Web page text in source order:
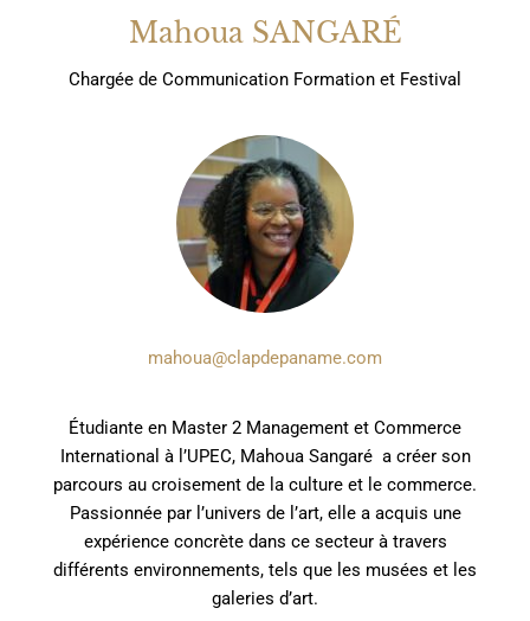
Mahoua SANGARÉ
Chargée de Communication Formation et Festival
mahoua@clapdepaname.com
Étudiante en Master 2 Management et Commerce
International à l’UPEC, Mahoua Sangaré a créer son
parcours au croisement de la culture et le commerce.
Passionnée par l’univers de l’art, elle a acquis une
expérience concrète dans ce secteur à travers
différents environnements, tels que les musées et les
galeries d’art.